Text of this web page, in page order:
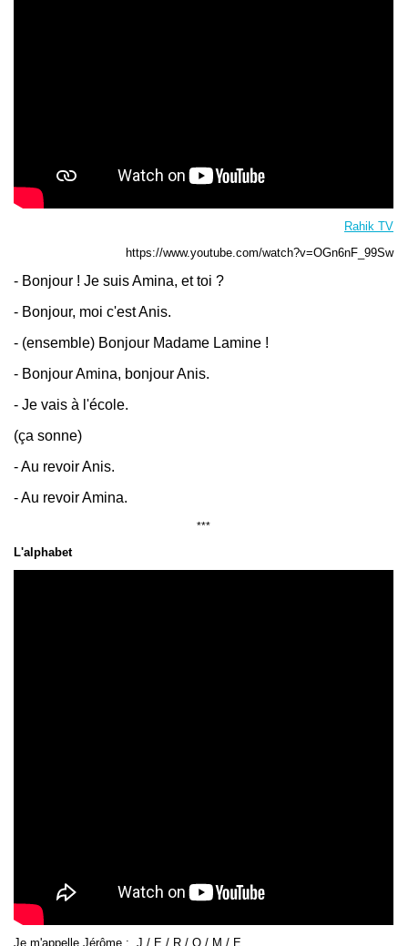
Rahik TV
https://www.youtube.com/watch?v=OGn6nF_99Sw
- Bonjour ! Je suis Amina, et toi ?
- Bonjour, moi c'est Anis.
- (ensemble) Bonjour Madame Lamine !
- Bonjour Amina, bonjour Anis.
- Je vais à l'école.
(ça sonne)
- Au revoir Anis.
- Au revoir Amina.
***
L'alphabet
Je m'appelle Jérôme : J / E / R / O / M / E